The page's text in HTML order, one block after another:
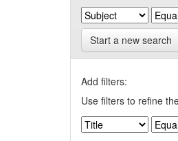
Start a new search
Add filters:
Use filters to refine